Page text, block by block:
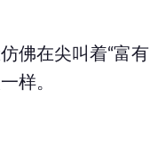
佛在尖叫着“富
样。